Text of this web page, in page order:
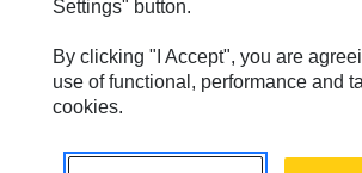
Mentions Légales
Confidentialité
Cat.com
Caterpillar © 2026. Tous droits réservés.
Settings" button.
By clicking "I Accept", you are
use of functional, performance and
cookies.